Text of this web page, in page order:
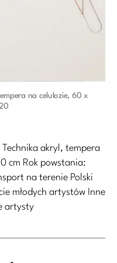
na celulozie, 60 x
Technika akryl, tempera
cm Rok powstania:
na terenie Polski
młodych artystów Inne
artysty